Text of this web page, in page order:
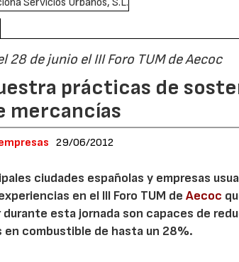
28 de junio el III Foro TUM de Aecoc
prácticas de
mercancías
29/06/2012
ciudades españolas y empresas
en el III Foro TUM deAecoc
durante esta jornada son capaces de
en combustible de hasta un 28%.